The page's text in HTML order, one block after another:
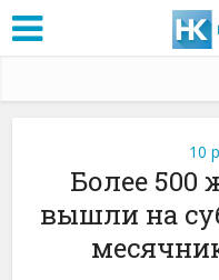
10
Более 500
вышли на